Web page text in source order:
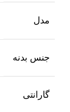
مدل
جنس بدنه
گارانتی